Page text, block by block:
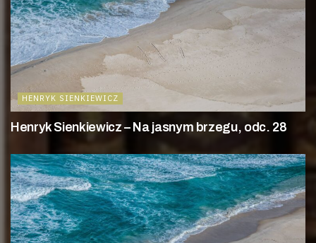
HENRYK SIENKIEWICZ
Henryk Sienkiewicz – Na jasnym brzegu, odc. 28